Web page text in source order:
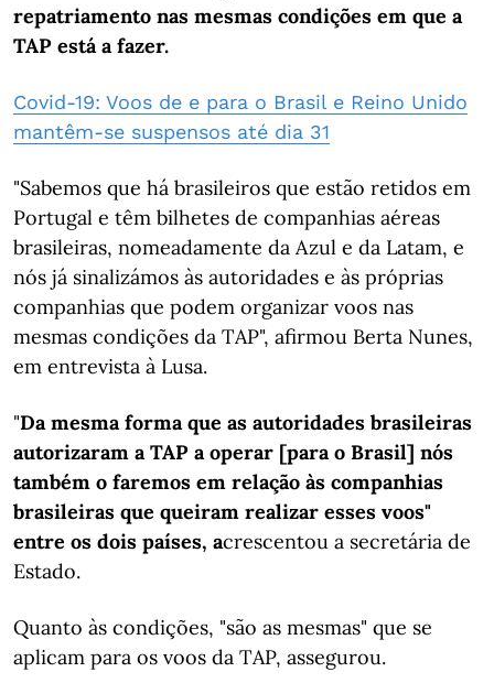
repatriamento nas mesmas condições em que a
TAP está a fazer.
Covid-19: Voos de e para o Brasil e Reino Unido
mantêm-se suspensos até dia 31
"Sabemos que há brasileiros que estão retidos em
Portugal e têm bilhetes de companhias aéreas
brasileiras, nomeadamente da Azul e da Latam, e
nós já sinalizámos às autoridades e às próprias
companhias que podem organizar voos nas
mesmas condições da TAP", afirmou Berta Nunes,
em entrevista à Lusa.
"Da mesma forma que as autoridades brasileiras
autorizaram a TAP a operar [para o Brasil] nós
também o faremos em relação às companhias
brasileiras que queiram realizar esses voos"
entre os dois países, acrescentou a secretária de
Estado.
Quanto às condições, "são as mesmas" que se
aplicam para os voos da TAP, assegurou.